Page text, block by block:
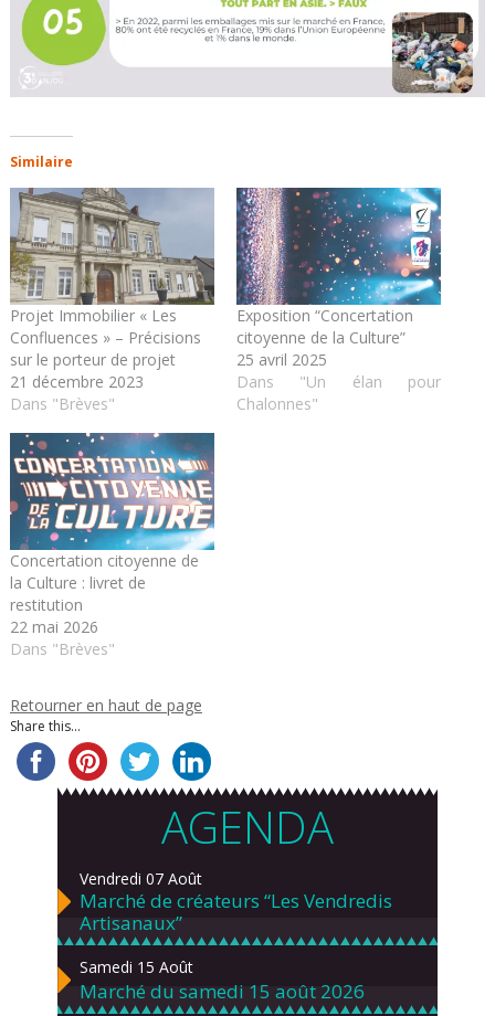
Similaire
Projet Immobilier « Les
Confluences » – Précisions
sur le porteur de projet
21 décembre 2023
Dans "Brèves"
Exposition “Concertation
citoyenne de la Culture”
25 avril 2025
Dans "Un élan pour
Chalonnes"
Concertation citoyenne de
la Culture : livret de
restitution
22 mai 2026
Dans "Brèves"
Retourner en haut de page
Share this...
AGENDA
Vendredi 07 Août
Marché de créateurs “Les Vendredis
Artisanaux”
Samedi 15 Août
Marché du samedi 15 août 2026